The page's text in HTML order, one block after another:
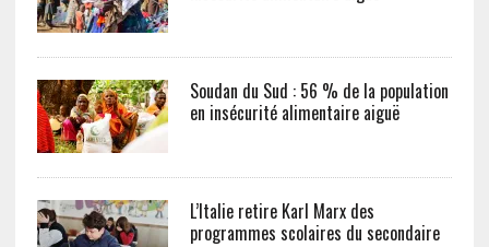
Soudan du Sud : 56 % de la population
en insécurité alimentaire aiguë
L’Italie retire Karl Marx des
programmes scolaires du secondaire